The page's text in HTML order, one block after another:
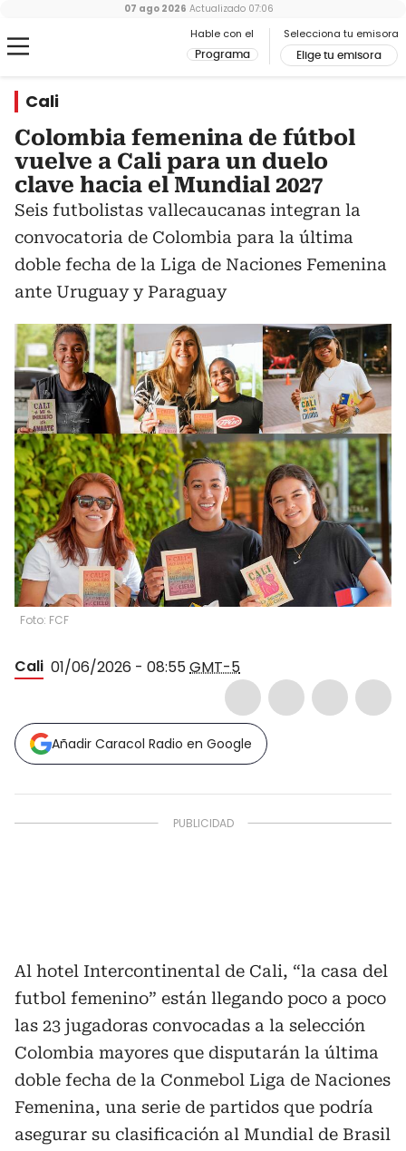
Hable con el
Programa
Selecciona tu emisora
Elige tu emisora
07 ago 2026 Actualizado 07:06
Cali
Colombia femenina de fútbol
vuelve a Cali para un duelo
clave hacia el Mundial 2027
Seis futbolistas vallecaucanas integran la
convocatoria de Colombia para la última
doble fecha de la Liga de Naciones Femenina
ante Uruguay y Paraguay
Foto: FCF
Cali 01/06/2026 - 08:55GMT-5
Añadir Caracol Radio en Google
Al hotel Intercontinental de Cali, “la casa del
futbol femenino” están llegando poco a poco
las 23 jugadoras convocadas a la selección
Colombia mayores que disputarán la última
doble fecha de la Conmebol Liga de Naciones
Femenina, una serie de partidos que podría
asegurar su clasificación al Mundial de Brasil